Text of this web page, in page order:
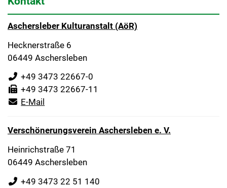
Aschersleber Kulturanstalt (AöR)
Hecknerstraße 6
06449 Aschersleben
+49 3473 22667-0
+49 3473 22667-11
E-Mail
Verschönerungsverein Aschersleben e. V.
Heinrichstraße 71
06449 Aschersleben
+49 3473 22 51 140